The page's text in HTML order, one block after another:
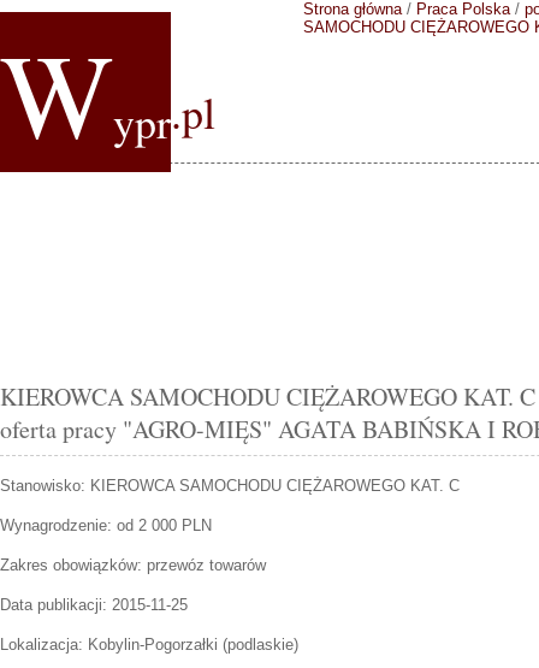
Wypr.pl
Strona główna/ Praca Polska/
SAMOCHODU CIĘŻAROWEGO
KIEROWCA SAMOCHODU CIĘŻAROWEGO KAT.
oferta pracy "AGRO-MIĘS" AGATA BABIŃSKA I
Stanowisko: KIEROWCA SAMOCHODU CIĘŻAROWEGO KAT. C
Wynagrodzenie: od 2 000 PLN
Zakres obowiązków: przewóz towarów
Data publikacji: 2015-11-25
Lokalizacja: Kobylin-Pogorzałki (podlaskie)